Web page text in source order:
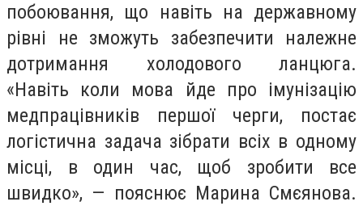
побоювання, що навіть на державному
рівні не зможуть забезпечити належне
дотримання холодового ланцюга.
«Навіть коли мова йде про імунізацію
медпрацівників першої черги, постає
логістична задача зібрати всіх в одному
місці, в один час, щоб зробити все
швидко», — пояснює Марина Смєянова.